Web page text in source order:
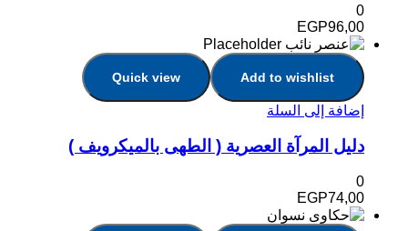
0
EGP96,00
Add to wishlist
Quick view
إضافة إلى السلة
دليل المرآة العصرية ( الطهى بالميكرويف )
0
EGP74,00